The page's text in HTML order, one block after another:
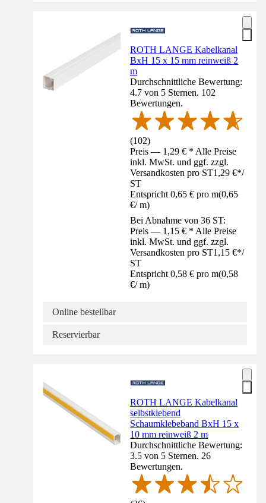
ROTH LANGE Kabelkanal
BxH 15 x 15 mm reinweiß 2
m
Durchschnittliche Bewertung:
4.7 von 5 Sternen. 102
Bewertungen.
(102)
Preis — 1,29 € * Alle Preise
inkl. MwSt. und ggf. zzgl.
Versandkosten pro ST1,29 €*/
ST
Entspricht 0,65 € pro m(0,65
€/ m)
Bei Abnahme von 36 ST:
Preis — 1,15 € * Alle Preise
inkl. MwSt. und ggf. zzgl.
Versandkosten pro ST1,15 €*/
ST
Entspricht 0,58 € pro m(0,58
€/ m)
Online bestellbar
Reservierbar
ROTH LANGE Kabelkanal
selbstklebend
Schaumklebeband BxH 15 x
10 mm reinweiß 2 m
Durchschnittliche Bewertung:
3.5 von 5 Sternen. 26
Bewertungen.